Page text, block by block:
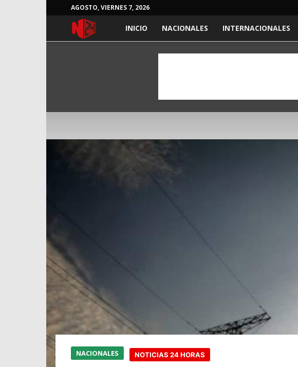
AGOSTO, VIERNES 7, 2026
NOTICIASINICIO NACIONALES INTERNACIONALES
NACIONALES NOTICIAS 24 HORAS